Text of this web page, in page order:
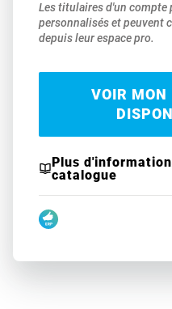
Les titulaires d'un compte
personnalisés et peuvent
depuis leur espace pro.
VOIR MON
Plus
catalogue